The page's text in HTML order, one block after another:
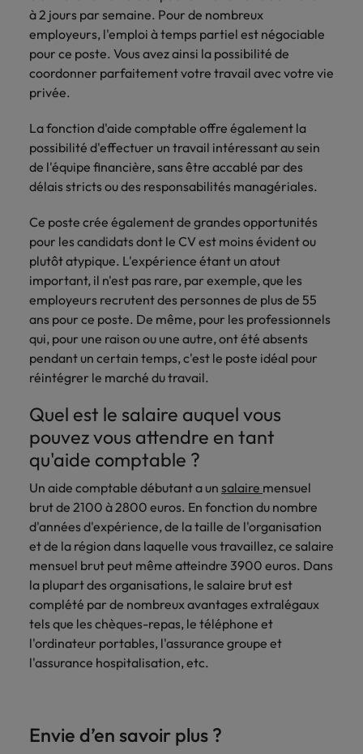
à 2 jours par semaine. Pour de nombreux
employeurs, l'emploi à temps partiel est négociable
pour ce poste. Vous avez ainsi la possibilité de
coordonner parfaitement votre travail avec votre vie
privée.
La fonction d'aide comptable offre également la
possibilité d'effectuer un travail intéressant au sein
de l'équipe financière, sans être accablé par des
délais stricts ou des responsabilités managériales.
Ce poste crée également de grandes opportunités
pour les candidats dont le CV est moins évident ou
plutôt atypique. L'expérience étant un atout
important, il n'est pas rare, par exemple, que les
employeurs recrutent des personnes de plus de 55
ans pour ce poste. De même, pour les professionnels
qui, pour une raison ou une autre, ont été absents
pendant un certain temps, c'est le poste idéal pour
réintégrer le marché du travail.
Quel est le salaire auquel vous
pouvez vous attendre en tant
qu'aide comptable ?
Un aide comptable débutant a un salaire mensuel
brut de 2100 à 2800 euros. En fonction du nombre
d'années d'expérience, de la taille de l'organisation
et de la région dans laquelle vous travaillez, ce salaire
mensuel brut peut même atteindre 3900 euros. Dans
la plupart des organisations, le salaire brut est
complété par de nombreux avantages extralégaux
tels que les chèques-repas, le téléphone et
l'ordinateur portables, l'assurance groupe et
l'assurance hospitalisation, etc.
Envie d’en savoir plus ?